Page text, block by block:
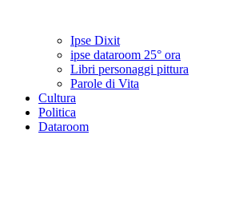
Ipse Dixit
ipse dataroom 25° ora
Libri personaggi pittura
Parole di Vita
Cultura
Politica
Dataroom